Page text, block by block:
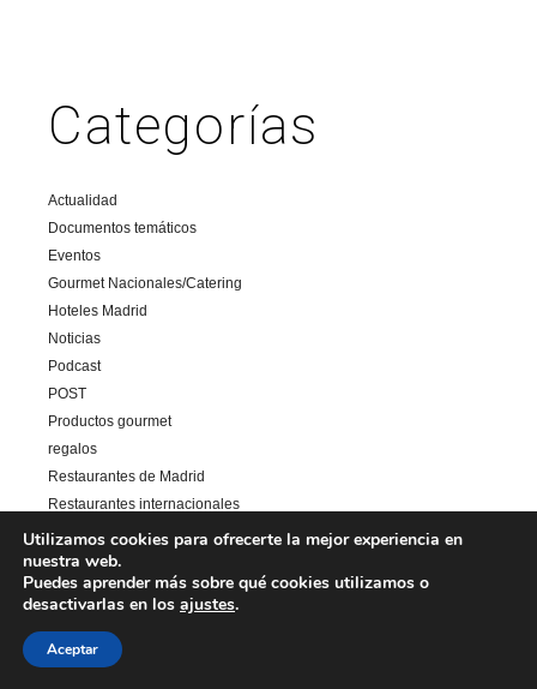
Categorías
Actualidad
Documentos temáticos
Eventos
Gourmet Nacionales/Catering
Hoteles Madrid
Noticias
Podcast
POST
Productos gourmet
regalos
Restaurantes de Madrid
Restaurantes internacionales
Restaurantes León
Restaurantes nacionales
Salud y belleza
Sin categoría
Varias
Utilizamos cookies para ofrecerte la mejor experiencia en
nuestra web.
Puedes aprender más sobre qué cookies utilizamos o
desactivarlas en los ajustes.
Aceptar